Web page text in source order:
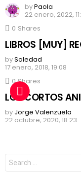
byPaola
22 enero, 2022,
0 Shares
LIBROS [MUY]
bySoledad
17 enero, 2018, 19:08
0 Shares
LOS CORTOS
by Jorge Valenzuela
22 octubre, 2020, 18:23
Search
for: